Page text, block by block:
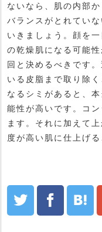
ないなら、肌の内部
バランスがとれてい
いきましょう。顔を
の乾燥肌になる可能
回と決めるべきです
いる皮脂まで取り除
なるシミがあると、
能性が高いです。コ
ます。それに加えて
度が高い肌に仕上げ